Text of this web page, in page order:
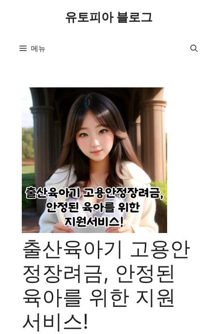
유토피아 블로그
메뉴
출산육아기 고용안
정장려금, 안정된
육아를 위한 지원
서비스!